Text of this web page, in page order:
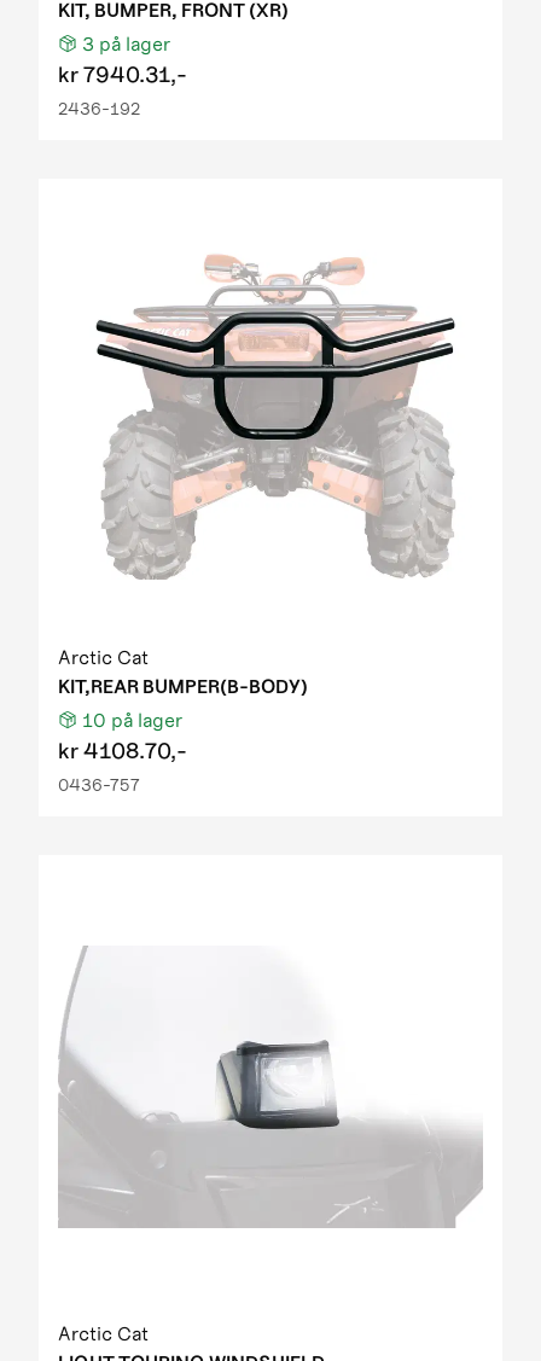
KIT, BUMPER, FRONT (XR)
3 på lager
kr7940.31,-
2436-192
Arctic Cat
KIT,REAR BUMPER(B-BODY)
10 på lager
kr4108.70,-
0436-757
Arctic Cat